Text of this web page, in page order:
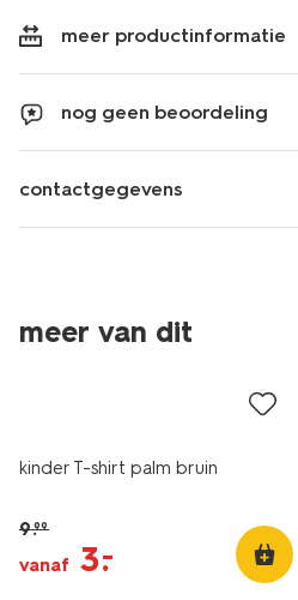
meer productinformatie
nog geen beoordeling
contactgegevens
meer van dit
sale
kinder T-shirt palm bruin
9.99
vanaf 3.
–